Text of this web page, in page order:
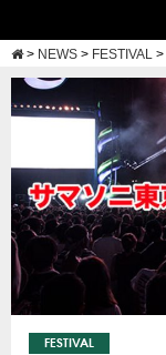
> NEWS > FESTIVAL >
FESTIVAL